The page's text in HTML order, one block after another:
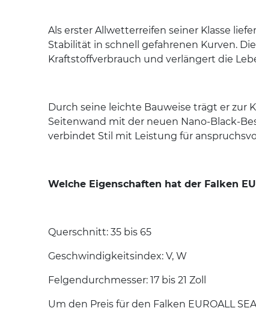
Als erster Allwetterreifen seiner Klasse
Stabilität in schnell gefahrenen Kurven.
Kraftstoffverbrauch und verlängert die
Durch seine leichte Bauweise trägt er zur
Seitenwand mit der neuen Nano-Black-
verbindet Stil mit Leistung für
Welche Eigenschaften hat der Falken
Querschnitt: 35 bis 65
Geschwindigkeitsindex: V, W
Felgendurchmesser: 17 bis 21 Zoll
Um den Preis für den Falken EUROALL